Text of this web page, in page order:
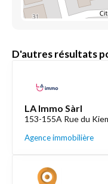
D'autres résultats
LA Immo Sàrl
153-155A Rue du
Agence immobilière